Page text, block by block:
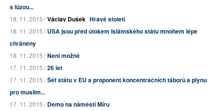
s lůzou...
18. 11. 2015 /Václav Dušek Hravé století
18. 11. 2015 /USA jsou před útokem Islámského státu mnohem lépe
chráněny
18. 11. 2015 /Není možné
17. 11. 2015 /26 let
17. 11. 2015 /Šéf státu v EU a proponent koncentračních táborů a plynu
pro muslim...
17. 11. 2015 /Demo na náměstí Míru